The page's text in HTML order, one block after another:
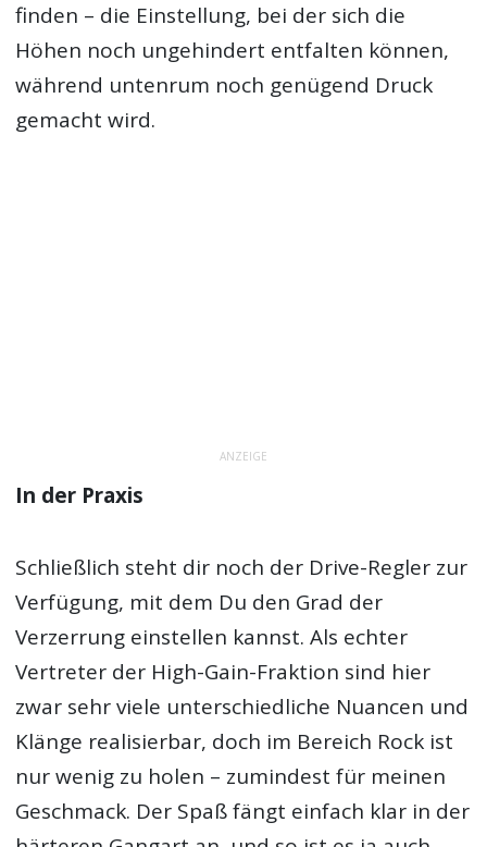
finden – die Einstellung, bei der sich die
Höhen noch ungehindert entfalten können,
während untenrum noch genügend Druck
gemacht wird.
ANZEIGE
In der Praxis
Schließlich steht dir noch der Drive-Regler zur
Verfügung, mit dem Du den Grad der
Verzerrung einstellen kannst. Als echter
Vertreter der High-Gain-Fraktion sind hier
zwar sehr viele unterschiedliche Nuancen und
Klänge realisierbar, doch im Bereich Rock ist
nur wenig zu holen – zumindest für meinen
Geschmack. Der Spaß fängt einfach klar in der